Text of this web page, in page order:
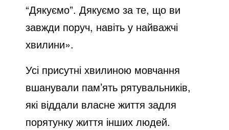
“Дякуємо”. Дякуємо за те, що ви
завжди поруч, навіть у найважчі
хвилини».
Усі присутні хвилиною мовчання
вшанували пам’ять рятувальників,
які віддали власне життя задля
порятунку життя інших людей.